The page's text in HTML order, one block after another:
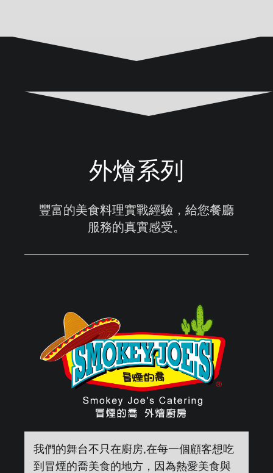
外燴系列
豐富的美食料理實戰經驗，給您餐廳
服務的真實感受。
我們的舞台不只在廚房,在每一個顧客想吃
到冒煙的喬美食的地方，因為熱愛美食與